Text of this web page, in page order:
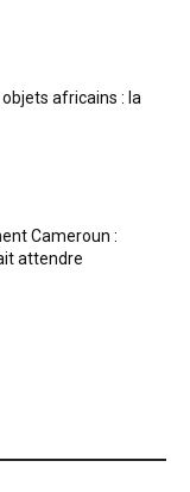
africains : la
Cameroun :
attendre